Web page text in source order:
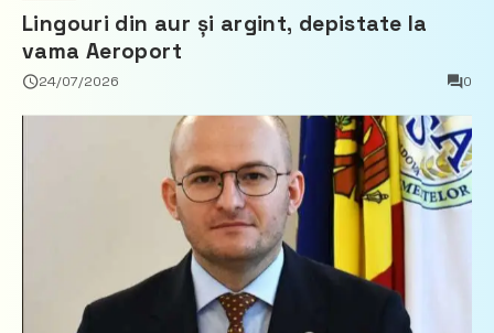
Lingouri din aur și argint, depistate la
vama Aeroport
24/07/2026 0